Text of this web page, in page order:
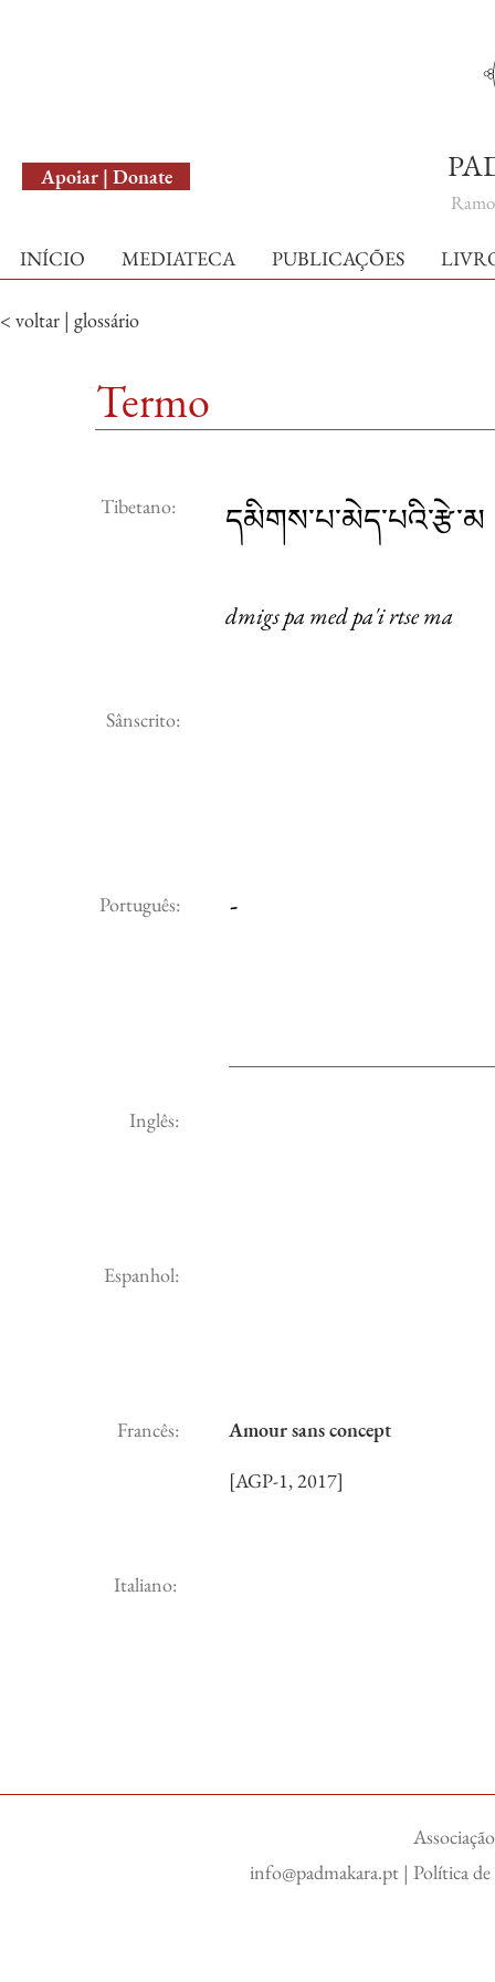
Apoiar | Donate
INÍCIO MEDIATECA PUBLICAÇÕES
< voltar | glossário
Termo
Tibetano: དམིགས་པ་མེད་པའི་རྩེ་མ
dmigs pa med pa'i rtse ma
Sânscrito:
Português: -
Inglês:
Espanhol:
Francês:
Amour sans concept
[AGP-1, 2017]
Italiano:
info@padmakara.pt | Política